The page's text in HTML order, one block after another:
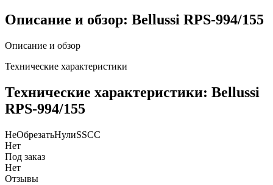
Описание и обзор: Bellussi RPS-994/155
Описание и обзор
Технические характеристики
Технические характеристики: Bellussi
RPS-994/155
НеОбрезатьНулиSSCC
Нет
Под заказ
Нет
Отзывы